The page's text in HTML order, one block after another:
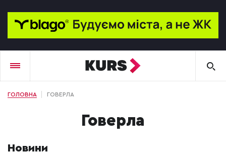
ГОЛОВНА ГОВЕРЛА
Говерла
Новини